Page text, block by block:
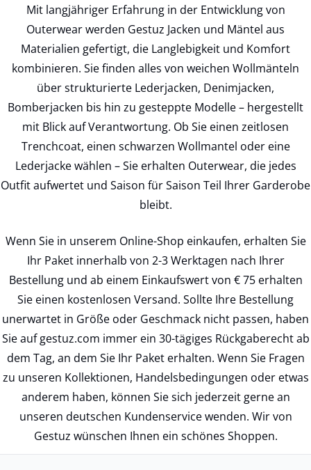
Mit langjähriger Erfahrung in der Entwicklung von
Outerwear werden Gestuz Jacken und Mäntel aus
Materialien gefertigt, die Langlebigkeit und Komfort
kombinieren. Sie finden alles von weichen Wollmänteln
über strukturierte Lederjacken, Denimjacken,
Bomberjacken bis hin zu gesteppte Modelle – hergestellt
mit Blick auf Verantwortung. Ob Sie einen zeitlosen
Trenchcoat, einen schwarzen Wollmantel oder eine
Lederjacke wählen – Sie erhalten Outerwear, die jedes
Outfit aufwertet und Saison für Saison Teil Ihrer Garderobe
bleibt.
Wenn Sie in unserem Online-Shop einkaufen, erhalten Sie
Ihr Paket innerhalb von 2-3 Werktagen nach Ihrer
Bestellung und ab einem Einkaufswert von € 75 erhalten
Sie einen kostenlosen Versand. Sollte Ihre Bestellung
unerwartet in Größe oder Geschmack nicht passen, haben
Sie auf gestuz.com immer ein 30-tägiges Rückgaberecht ab
dem Tag, an dem Sie Ihr Paket erhalten. Wenn Sie Fragen
zu unseren Kollektionen, Handelsbedingungen oder etwas
anderem haben, können Sie sich jederzeit gerne an
unseren deutschen Kundenservice wenden. Wir von
Gestuz wünschen Ihnen ein schönes Shoppen.